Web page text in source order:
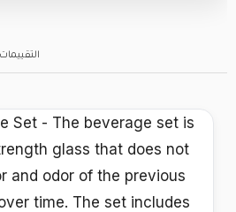
التقييمات
Set - The beverage set is
glass that does not
and odor of the previous
time. The set includes